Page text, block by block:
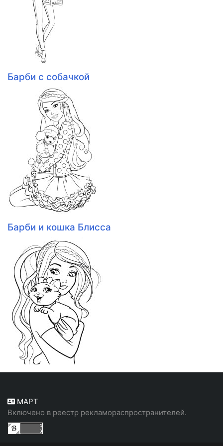
Барби с собачкой
Барби и кошка Блисса
МАРТ
Включено в реестр рекламораспространителей.